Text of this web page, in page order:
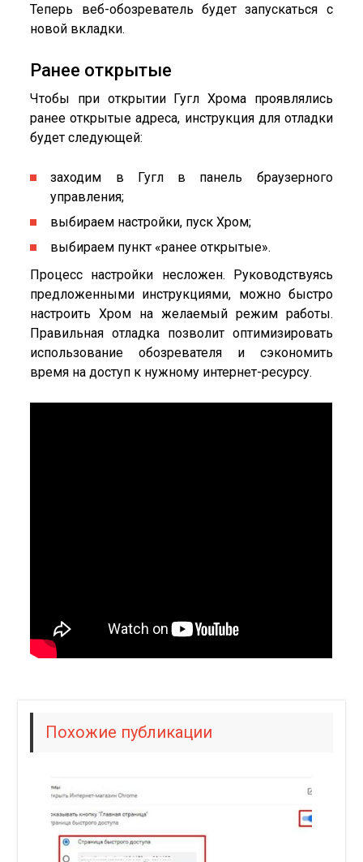
Теперь веб-обозреватель будет запускаться с
новой вкладки.
Ранее открытые
Чтобы при открытии Гугл Хрома проявлялись
ранее открытые адреса, инструкция для отладки
будет следующей:
заходим в Гугл в панель браузерного
управления;
выбираем настройки, пуск Хром;
выбираем пункт «ранее открытые».
Процесс настройки несложен. Руководствуясь
предложенными инструкциями, можно быстро
настроить Хром на желаемый режим работы.
Правильная отладка позволит оптимизировать
использование обозревателя и сэкономить
время на доступ к нужному интернет-ресурсу.
Похожие публикации